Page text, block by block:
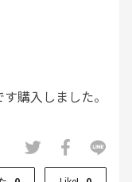
購入しました。